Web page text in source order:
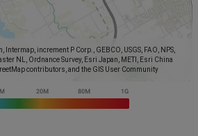
Intermap, increment P Corp., GEBCO, USGS, FAO, NPS,
NL, Ordnance Survey, Esri Japan, METI, Esri China
contributors, and the GIS User Community